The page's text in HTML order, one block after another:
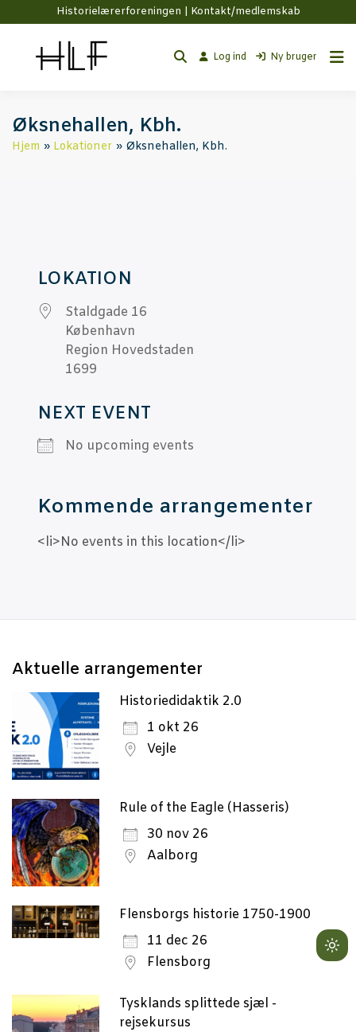
Historielærerforeningen | Kontakt/medlemskab
Log ind Ny bruger
Øks­ne­hal­len, Kbh.
Hjem Lokationer Øksnehallen, Kbh.
LOKA­TION
Stald­ga­de 16
Køben­havn
Region Hoved­sta­den
1699
NEXT EVENT
No upco­m­ing events
Kom­men­de arrangementer
<li>No events in this location</li>
Aktu­el­le arrangementer
Historiedidaktik 2.0
1 okt 26
Vejle
Rule of the Eagle (Hasseris)
30 nov 26
Aalborg
Flensborgs historie 1750-1900
11 dec 26
Flensborg
Tysklands splittede sjæl -
rejsekursus